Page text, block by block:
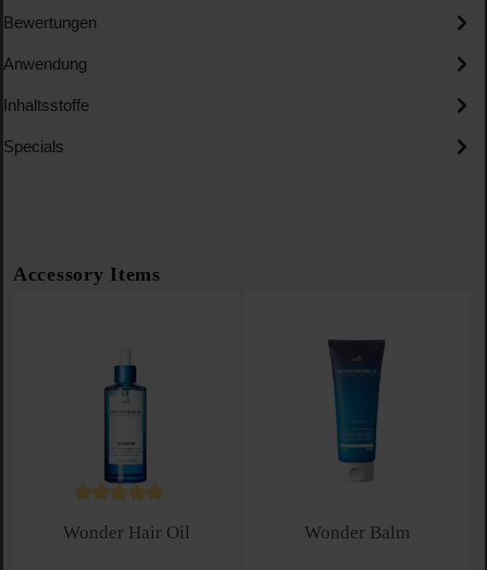
Bewertungen
Anwendung
Inhaltsstoffe
Specials
Produktgalerie überspringen
Accessory Items
Wonder Hair Oil Wonder Balm